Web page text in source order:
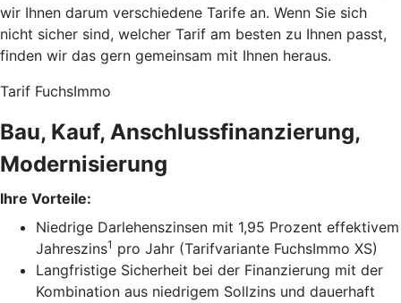
wir Ihnen darum verschiedene Tarife an. Wenn Sie sich
nicht sicher sind, welcher Tarif am besten zu Ihnen passt,
finden wir das gern gemeinsam mit Ihnen heraus.
Tarif FuchsImmo
Bau, Kauf, Anschlussfinanzierung,
Modernisierung
Ihre Vorteile:
Niedrige Darlehenszinsen mit 1,95 Prozent effektivem
Jahreszins1 pro Jahr (Tarifvariante FuchsImmo XS)
Langfristige Sicherheit bei der Finanzierung mit der
Kombination aus niedrigem Sollzins und dauerhaft